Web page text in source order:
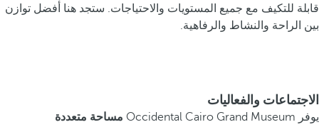
قابلة للتكيف مع جميع المستويات والاحتياجات. ستجد هنا أفضل توازن
بين الراحة والنشاط والرفاهية.
الاجتماعات والفعاليات
يوفر Occidental Cairo Grand Museum
مساحة متعددة